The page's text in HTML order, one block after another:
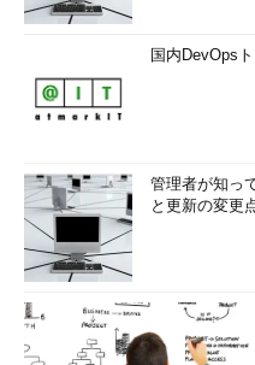
国内DevOps
管理者が知っ
と更新の変更